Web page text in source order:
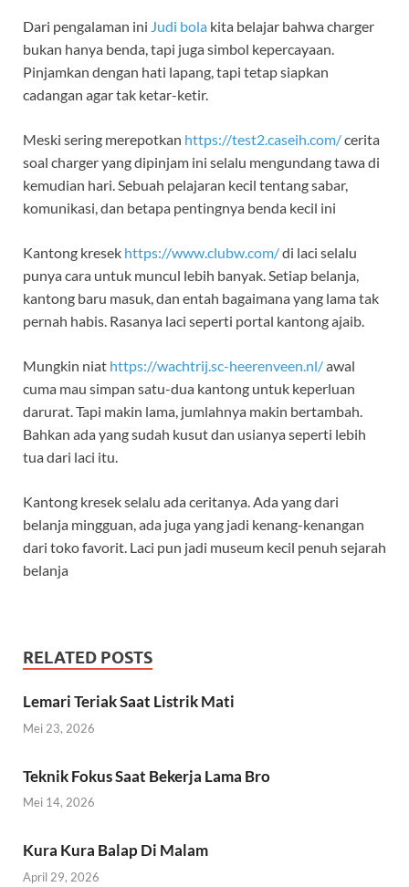
Dari pengalaman ini Judi bola kita belajar bahwa charger
bukan hanya benda, tapi juga simbol kepercayaan.
Pinjamkan dengan hati lapang, tapi tetap siapkan
cadangan agar tak ketar-ketir.
Meski sering merepotkan https://test2.caseih.com/cerita
soal charger yang dipinjam ini selalu mengundang tawa di
kemudian hari. Sebuah pelajaran kecil tentang sabar,
komunikasi, dan betapa pentingnya benda kecil ini
Kantong kresek https://www.clubw.com/di laci selalu
punya cara untuk muncul lebih banyak. Setiap belanja,
kantong baru masuk, dan entah bagaimana yang lama tak
pernah habis. Rasanya laci seperti portal kantong ajaib.
Mungkin niat https://wachtrij.sc-heerenveen.nl/awal
cuma mau simpan satu-dua kantong untuk keperluan
darurat. Tapi makin lama, jumlahnya makin bertambah.
Bahkan ada yang sudah kusut dan usianya seperti lebih
tua dari laci itu.
Kantong kresek selalu ada ceritanya. Ada yang dari
belanja mingguan, ada juga yang jadi kenang-kenangan
dari toko favorit. Laci pun jadi museum kecil penuh sejarah
belanja
RELATED POSTS
Lemari Teriak Saat Listrik Mati
Mei 23, 2026
Teknik Fokus Saat Bekerja Lama Bro
Mei 14, 2026
Kura Kura Balap Di Malam
April 29, 2026